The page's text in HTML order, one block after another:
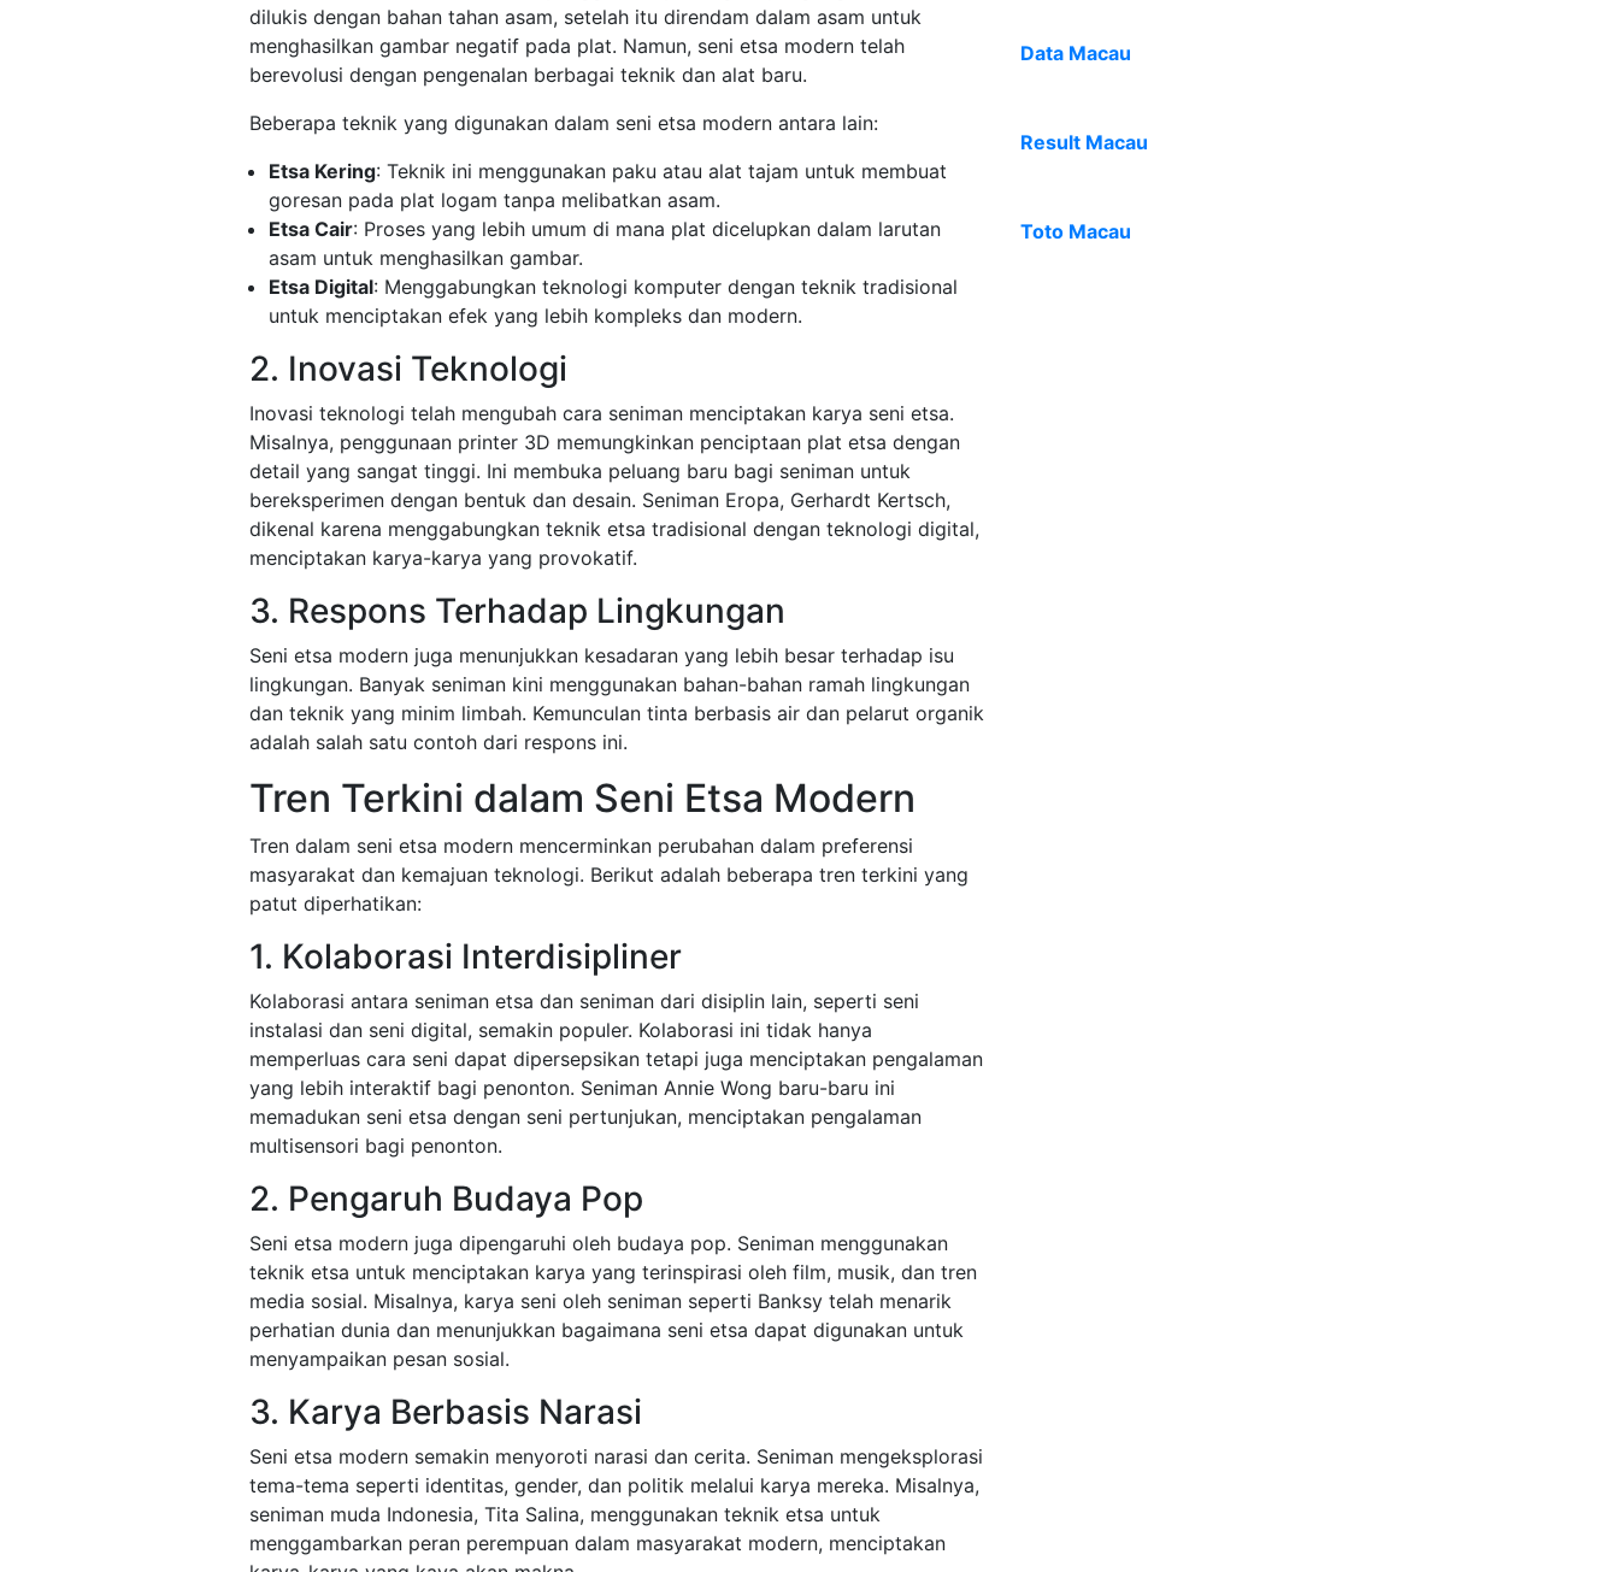
dilukis dengan bahan tahan asam, setelah itu direndam dalam asam untuk
menghasilkan gambar negatif pada plat. Namun, seni etsa modern telah
berevolusi dengan pengenalan berbagai teknik dan alat baru.
Beberapa teknik yang digunakan dalam seni etsa modern antara lain:
Etsa Kering: Teknik ini menggunakan paku atau alat tajam untuk membuat
goresan pada plat logam tanpa melibatkan asam.
Etsa Cair: Proses yang lebih umum di mana plat dicelupkan dalam larutan
asam untuk menghasilkan gambar.
Etsa Digital: Menggabungkan teknologi komputer dengan teknik tradisional
untuk menciptakan efek yang lebih kompleks dan modern.
2. Inovasi Teknologi
Inovasi teknologi telah mengubah cara seniman menciptakan karya seni etsa.
Misalnya, penggunaan printer 3D memungkinkan penciptaan plat etsa dengan
detail yang sangat tinggi. Ini membuka peluang baru bagi seniman untuk
bereksperimen dengan bentuk dan desain. Seniman Eropa, Gerhardt Kertsch,
dikenal karena menggabungkan teknik etsa tradisional dengan teknologi digital,
menciptakan karya-karya yang provokatif.
3. Respons Terhadap Lingkungan
Seni etsa modern juga menunjukkan kesadaran yang lebih besar terhadap isu
lingkungan. Banyak seniman kini menggunakan bahan-bahan ramah lingkungan
dan teknik yang minim limbah. Kemunculan tinta berbasis air dan pelarut organik
adalah salah satu contoh dari respons ini.
Tren Terkini dalam Seni Etsa Modern
Tren dalam seni etsa modern mencerminkan perubahan dalam preferensi
masyarakat dan kemajuan teknologi. Berikut adalah beberapa tren terkini yang
patut diperhatikan:
1. Kolaborasi Interdisipliner
Kolaborasi antara seniman etsa dan seniman dari disiplin lain, seperti seni
instalasi dan seni digital, semakin populer. Kolaborasi ini tidak hanya
memperluas cara seni dapat dipersepsikan tetapi juga menciptakan pengalaman
yang lebih interaktif bagi penonton. Seniman Annie Wong baru-baru ini
memadukan seni etsa dengan seni pertunjukan, menciptakan pengalaman
multisensori bagi penonton.
2. Pengaruh Budaya Pop
Seni etsa modern juga dipengaruhi oleh budaya pop. Seniman menggunakan
teknik etsa untuk menciptakan karya yang terinspirasi oleh film, musik, dan tren
media sosial. Misalnya, karya seni oleh seniman seperti Banksy telah menarik
perhatian dunia dan menunjukkan bagaimana seni etsa dapat digunakan untuk
menyampaikan pesan sosial.
3. Karya Berbasis Narasi
Seni etsa modern semakin menyoroti narasi dan cerita. Seniman mengeksplorasi
tema-tema seperti identitas, gender, dan politik melalui karya mereka. Misalnya,
seniman muda Indonesia, Tita Salina, menggunakan teknik etsa untuk
menggambarkan peran perempuan dalam masyarakat modern, menciptakan
Data Macau
Result Macau
Toto Macau